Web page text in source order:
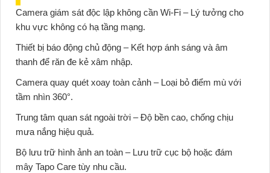
Camera giám sát độc lập không cần Wi-Fi – Lý tưởng cho
khu vực không có hạ tầng mạng.
Thiết bị báo động chủ động – Kết hợp ánh sáng và âm
thanh để răn đe kẻ xâm nhập.
Camera quay quét xoay toàn cảnh – Loại bỏ điểm mù với
tầm nhìn 360°.
Trung tâm quan sát ngoài trời – Độ bền cao, chống chịu
mưa nắng hiệu quả.
Bộ lưu trữ hình ảnh an toàn – Lưu trữ cục bộ hoặc đám
mây Tapo Care tùy nhu cầu.